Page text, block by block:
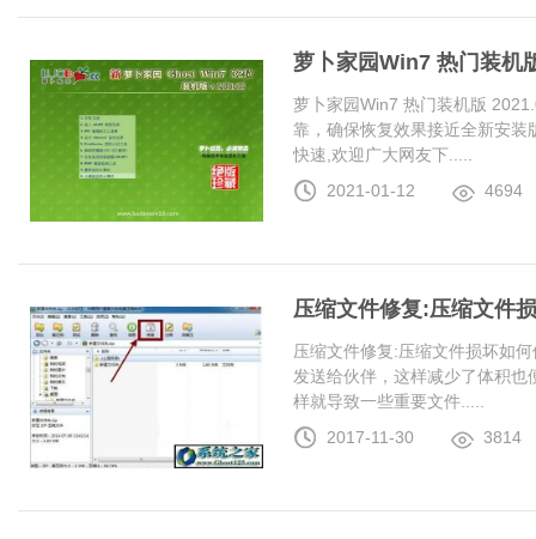
萝卜家园Win7 热门装机
萝卜家园Win7 热门装机版
靠，确保恢复效果接近全新安
快速,欢迎广大网友下.....
2021-01-12
4694
压缩文件修复:压缩文件
压缩文件修复:压缩文件损坏如
发送给伙伴，这样减少了体积
样就导致一些重要文件.....
2017-11-30
3814